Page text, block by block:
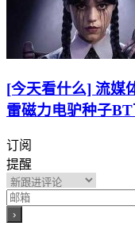
[今天看什么] 流媒
雷磁力电驴种子
订阅
提醒